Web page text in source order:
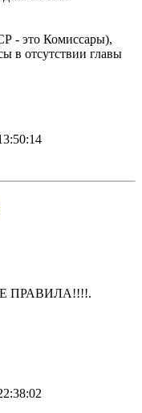
- это Комиссары),
в отсутствии главы
ПРАВИЛА!!!!.